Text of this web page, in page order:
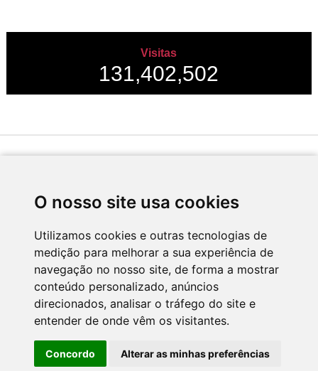
O nosso site usa cookies
Utilizamos cookies e outras tecnologias de
medição para melhorar a sua experiência de
navegação no nosso site, de forma a mostrar
conteúdo personalizado, anúncios
direcionados, analisar o tráfego do site e
entender de onde vêm os visitantes.
Concordo Alterar as minhas preferências
Visitas
131,402,502
CNC - Centro Nacional de Cultura 2026 © Todos os direitos reservados